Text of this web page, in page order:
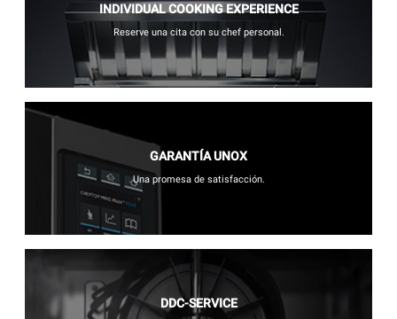
INDIVIDUAL COOKING EXPERIENCE
Reserve una cita con su chef personal.
GARANTÍA UNOX
Una promesa de satisfacción.
DDC-SERVICE